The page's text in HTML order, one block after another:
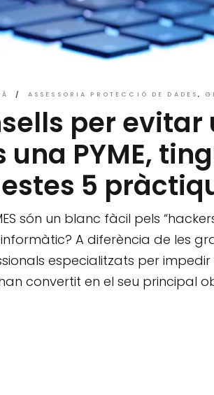
ASSESSORIA PROTECCIÓ DE DADES
per
una PYME,
5
són un blanc fàcil pels
A diferència de les
especialitzats per
convertit en el seu principal